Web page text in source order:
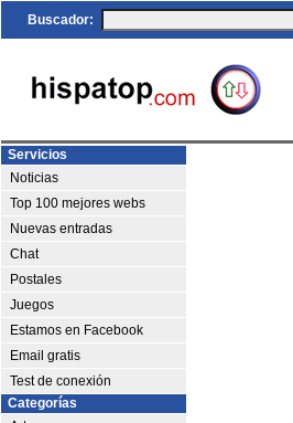
Buscador:
Servicios
Noticias
Top 100 mejores webs
Nuevas entradas
Chat
Postales
Juegos
Estamos en Facebook
Email gratis
Test de conexión
Categorías